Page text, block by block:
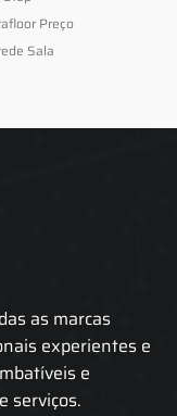
Preço
Sala
as marcas
experientes e
e
serviços.